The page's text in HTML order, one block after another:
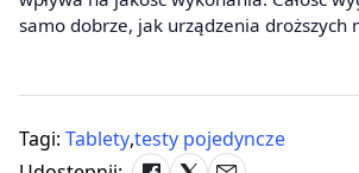
samo dobrze, jak urządzenia droższych
Tagi: Tablety,testy pojedyncze